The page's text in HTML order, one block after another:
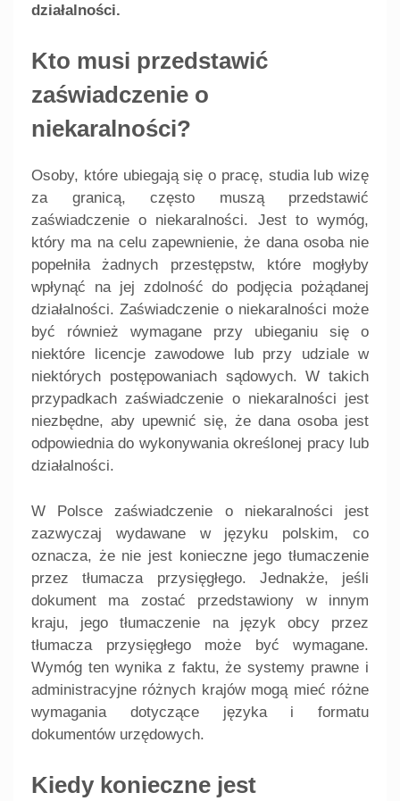
działalności.
Kto musi przedstawić
zaświadczenie o
niekaralności?
Osoby, które ubiegają się o pracę, studia lub wizę
za granicą, często muszą przedstawić
zaświadczenie o niekaralności. Jest to wymóg,
który ma na celu zapewnienie, że dana osoba nie
popełniła żadnych przestępstw, które mogłyby
wpłynąć na jej zdolność do podjęcia pożądanej
działalności. Zaświadczenie o niekaralności może
być również wymagane przy ubieganiu się o
niektóre licencje zawodowe lub przy udziale w
niektórych postępowaniach sądowych. W takich
przypadkach zaświadczenie o niekaralności jest
niezbędne, aby upewnić się, że dana osoba jest
odpowiednia do wykonywania określonej pracy lub
działalności.
W Polsce zaświadczenie o niekaralności jest
zazwyczaj wydawane w języku polskim, co
oznacza, że nie jest konieczne jego tłumaczenie
przez tłumacza przysięgłego. Jednakże, jeśli
dokument ma zostać przedstawiony w innym
kraju, jego tłumaczenie na język obcy przez
tłumacza przysięgłego może być wymagane.
Wymóg ten wynika z faktu, że systemy prawne i
administracyjne różnych krajów mogą mieć różne
wymagania dotyczące języka i formatu
dokumentów urzędowych.
Kiedy konieczne jest